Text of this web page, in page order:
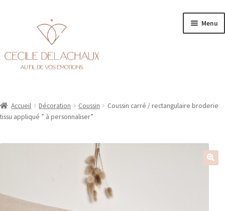
navigation
Menu
Personnalisation
Boutique
le
Accueil Décoration Coussin
Coussin carré / rectangulaire broderie
tissu appliqué ” à personnaliser”